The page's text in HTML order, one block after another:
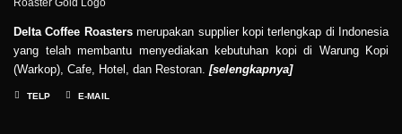
Delta Coffee Roastersmerupakan supplier kopi terlengkap di Indonesia
yang telah membantu menyediakan kebutuhan kopi di Warung Kopi
(Warkop), Cafe, Hotel, dan Restoran. [selengkapnya]
TELP E-MAIL